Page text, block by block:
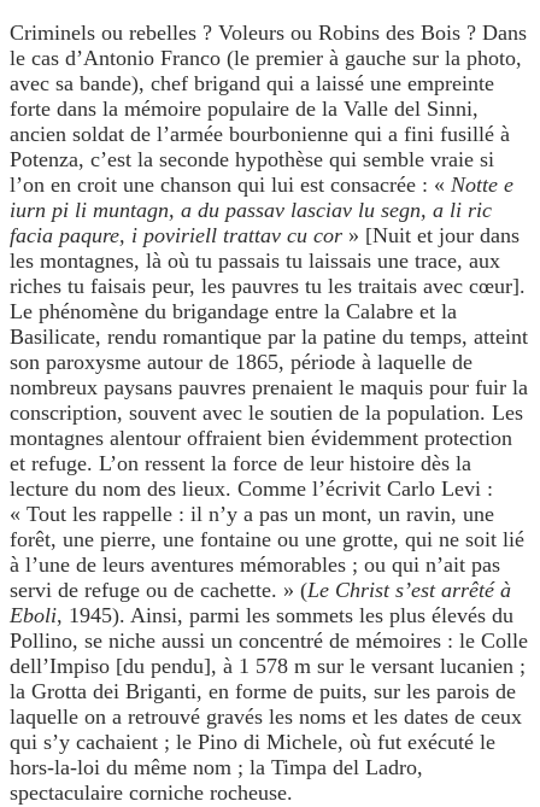
Criminels ou rebelles ? Voleurs ou Robins des Bois ? Dans
le cas d’Antonio Franco (le premier à gauche sur la photo,
avec sa bande), chef brigand qui a laissé une empreinte
forte dans la mémoire populaire de la Valle del Sinni,
ancien soldat de l’armée bourbonienne qui a fini fusillé à
Potenza, c’est la seconde hypothèse qui semble vraie si
l’on en croit une chanson qui lui est consacrée : « Notte e
iurn pi li muntagn, a du passav lasciav lu segn, a li ric
facia paqure, i poviriell trattav cu cor » [Nuit et jour dans
les montagnes, là où tu passais tu laissais une trace, aux
riches tu faisais peur, les pauvres tu les traitais avec cœur].
Le phénomène du brigandage entre la Calabre et la
Basilicate, rendu romantique par la patine du temps, atteint
son paroxysme autour de 1865, période à laquelle de
nombreux paysans pauvres prenaient le maquis pour fuir la
conscription, souvent avec le soutien de la population. Les
montagnes alentour offraient bien évidemment protection
et refuge. L’on ressent la force de leur histoire dès la
lecture du nom des lieux. Comme l’écrivit Carlo Levi :
« Tout les rappelle : il n’y a pas un mont, un ravin, une
forêt, une pierre, une fontaine ou une grotte, qui ne soit lié
à l’une de leurs aventures mémorables ; ou qui n’ait pas
servi de refuge ou de cachette. » (Le Christ s’est arrêté à
Eboli, 1945). Ainsi, parmi les sommets les plus élevés du
Pollino, se niche aussi un concentré de mémoires : le Colle
dell’Impiso [du pendu], à 1 578 m sur le versant lucanien ;
la Grotta dei Briganti, en forme de puits, sur les parois de
laquelle on a retrouvé gravés les noms et les dates de ceux
qui s’y cachaient ; le Pino di Michele, où fut exécuté le
hors-la-loi du même nom ; la Timpa del Ladro,
spectaculaire corniche rocheuse.